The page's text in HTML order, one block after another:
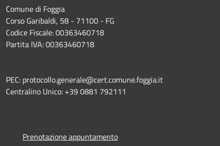
Comune di Foggia
Corso Garibaldi, 58 - 71100 - FG
Codice Fiscale: 00363460718
Partita IVA: 00363460718
PEC: protocollo.generale@cert.comune.foggia.it
Centralino Unico: +39 0881 792111
Prenotazione appuntamento